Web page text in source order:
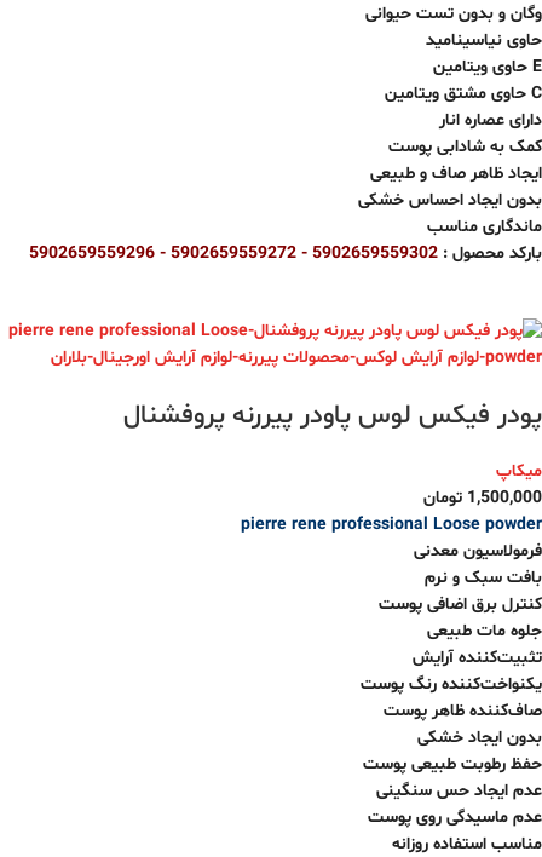
وگان و بدون تست حیوانی
حاوی نیاسینامید
حاوی ویتامین E
حاوی مشتق ویتامین C
دارای عصاره انار
کمک به شادابی پوست
ایجاد ظاهر صاف و طبیعی
بدون ایجاد احساس خشکی
ماندگاری مناسب
بارکد محصول : 5902659559302 - 5902659559272 -
5902659559296
پودر فیکس لوس پاودر پیررنه پروفشنال
میکاپ
1,500,000 تومان
pierre rene professional Loose powder
فرمولاسیون معدنی
بافت سبک و نرم
کنترل برق اضافی پوست
جلوه مات طبیعی
تثبیت‌کننده آرایش
یکنواخت‌کننده رنگ پوست
صاف‌کننده ظاهر پوست
بدون ایجاد خشکی
حفظ رطوبت طبیعی پوست
عدم ایجاد حس سنگینی
عدم ماسیدگی روی پوست
مناسب استفاده روزانه